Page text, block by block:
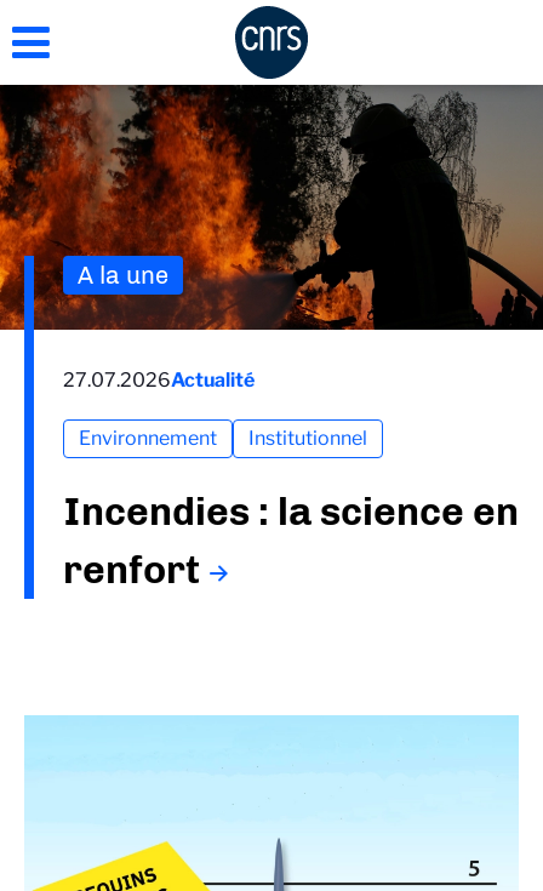
au
principal
A la une
27.07.2026Actualité
Environnement Institutionnel
Incendies : la science en
renfort